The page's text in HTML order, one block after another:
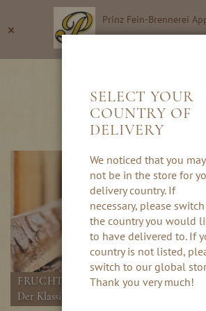
× Prinz Fein-Brennerei
Inhalt
PUNSCH
FRUCHTIG, WÜRZIGE PUNSCH-
Der Klassiker auf jedem Weihachtsmarkt
SELECT YOUR
COUNTRY OF
DELIVERY
We noticed that you may
not be in the store for
delivery country. If
necessary, please
the country you would
to have delivered to. If
country is not listed,
switch to our global
Thank you very much!